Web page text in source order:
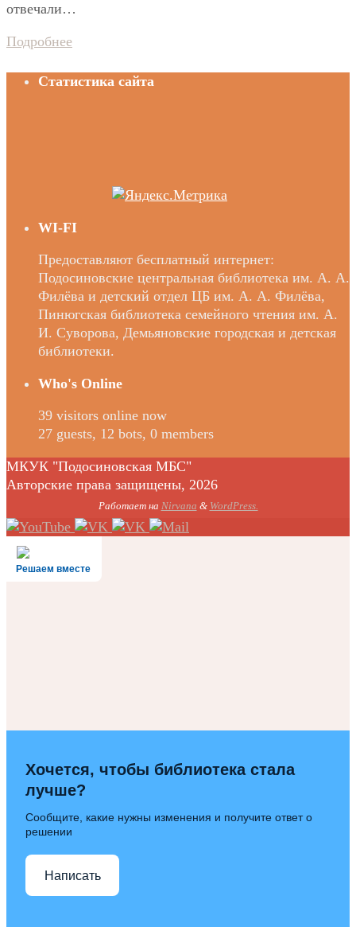
отвечали…
Подробнее
Статистика сайта
WI-FI
Предоставляют бесплатный интернет:
Подосиновские центральная библиотека им. А. А.
Филёва и детский отдел ЦБ им. А. А. Филёва,
Пинюгская библиотека семейного чтения им. А.
И. Суворова, Демьяновские городская и детская
библиотеки.
Who's Online
39 visitors online now
27 guests, 12 bots, 0 members
МКУК "Подосиновская МБС"
Авторские права защищены, 2026
Работает на Nirvana & WordPress.
Решаем вместе
Хочется, чтобы библиотека стала
лучше?
Сообщите, какие нужны изменения и получите ответ о
решении
Написать